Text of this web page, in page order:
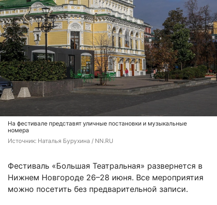
На фестивале представят уличные постановки и музыкальные
номера
Источник: Наталья Бурухина / NN.RU
Фестиваль «Большая Театральная» развернется в
Нижнем Новгороде 26–28 июня. Все мероприятия
можно посетить без предварительной записи.